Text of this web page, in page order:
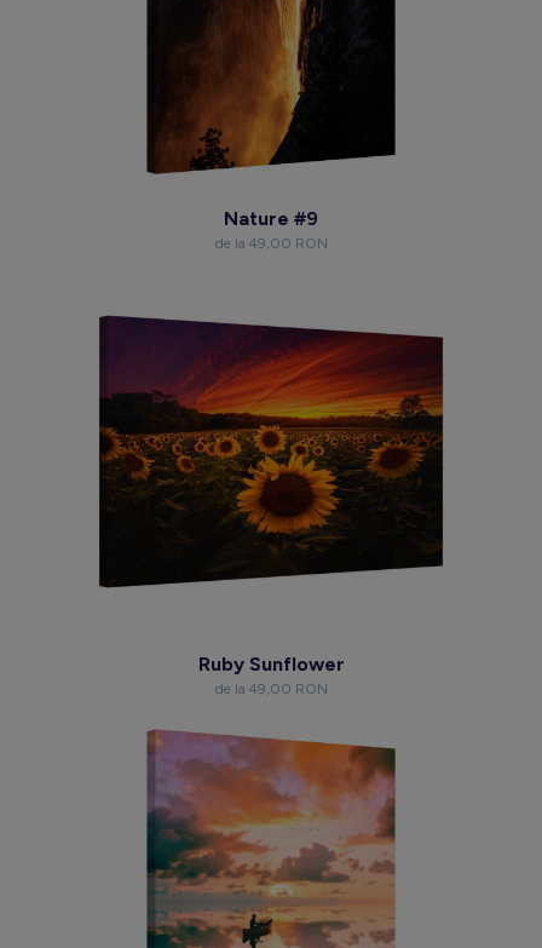
Nature #9
de la 49,00 RON
Ruby Sunflower
de la 49,00 RON